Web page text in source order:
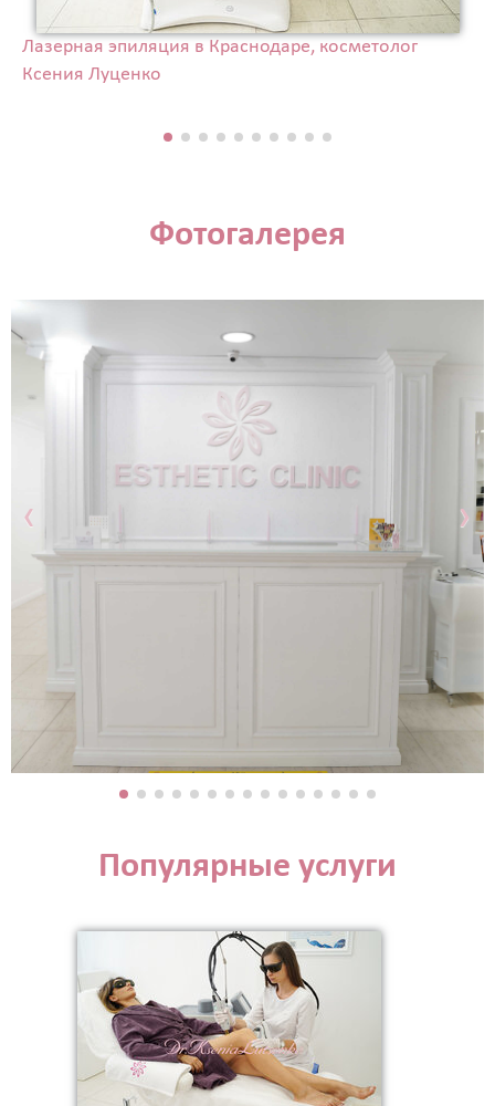
Лазерная эпиляция в Краснодаре, косметолог
Ксения Луценко
Фотогалерея
‹ ›
Популярные услуги